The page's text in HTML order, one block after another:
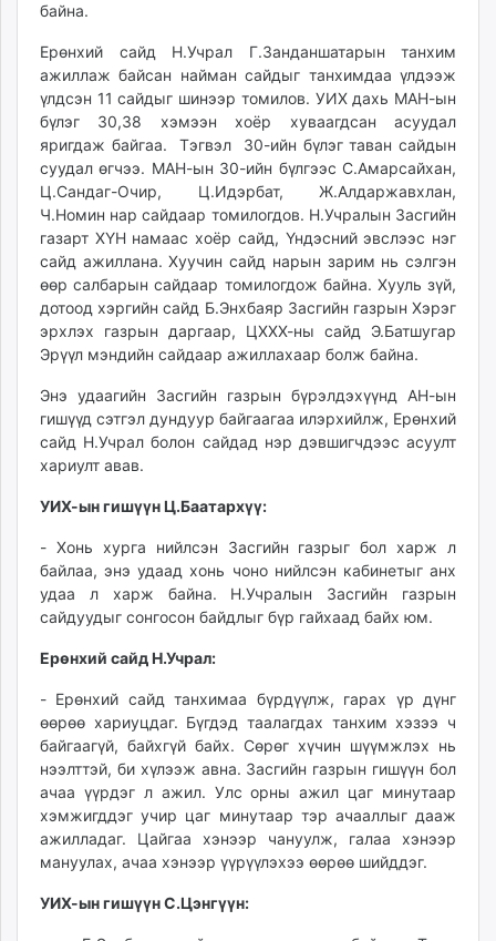
байна.
Ерөнхий сайд Н.Учрал Г.Занданшатарын танхим
ажиллаж байсан найман сайдыг танхимдаа үлдээж
үлдсэн 11 сайдыг шинээр томилов. УИХ дахь МАН-ын
бүлэг 30,38 хэмээн хоёр хуваагдсан асуудал
яригдаж байгаа. Тэгвэл 30-ийн бүлэг таван сайдын
суудал өгчээ. МАН-ын 30-ийн бүлгээс С.Амарсайхан,
Ц.Сандаг-Очир, Ц.Идэрбат, Ж.Алдаржавхлан,
Ч.Номин нар сайдаар томилогдов. Н.Учралын Засгийн
газарт ХҮН намаас хоёр сайд, Үндэсний эвслээс нэг
сайд ажиллана. Хуучин сайд нарын зарим нь сэлгэн
өөр салбарын сайдаар томилогдож байна. Хууль зүй,
дотоод хэргийн сайд Б.Энхбаяр Засгийн газрын Хэрэг
эрхлэх газрын даргаар, ЦХХХ-ны сайд Э.Батшугар
Эрүүл мэндийн сайдаар ажиллахаар болж байна.
Энэ удаагийн Засгийн газрын бүрэлдэхүүнд АН-ын
гишүүд сэтгэл дундуур байгаагаа илэрхийлж, Ерөнхий
сайд Н.Учрал болон сайдад нэр дэвшигчдээс асуулт
хариулт авав.
УИХ-ын гишүүн Ц.Баатархүү:
- Хонь хурга нийлсэн Засгийн газрыг бол харж л
байлаа, энэ удаад хонь чоно нийлсэн кабинетыг анх
удаа л харж байна. Н.Учралын Засгийн газрын
сайдуудыг сонгосон байдлыг бүр гайхаад байх юм.
Ерөнхий сайд Н.Учрал:
- Ерөнхий сайд танхимаа бүрдүүлж, гарах үр дүнг
өөрөө хариуцдаг. Бүгдэд таалагдах танхим хэзээ ч
байгаагүй, байхгүй байх. Сөрөг хүчин шүүмжлэх нь
нээлттэй, би хүлээж авна. Засгийн газрын гишүүн бол
ачаа үүрдэг л ажил. Улс орны ажил цаг минутаар
хэмжигддэг учир цаг минутаар тэр ачааллыг дааж
ажилладаг. Цайгаа хэнээр чануулж, галаа хэнээр
мануулах, ачаа хэнээр үүрүүлэхээ өөрөө шийддэг.
УИХ-ын гишүүн С.Цэнгүүн: